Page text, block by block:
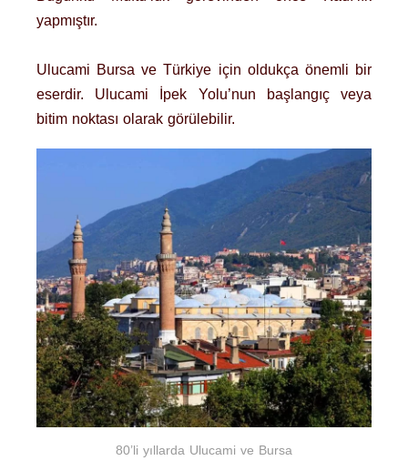
yapmıştır.
Ulucami Bursa ve Türkiye için oldukça önemli bir
eserdir. Ulucami İpek Yolu’nun başlangıç veya
bitim noktası olarak görülebilir.
80’li yıllarda Ulucami ve Bursa